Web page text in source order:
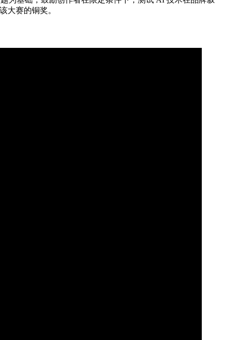
大赛的铜奖。